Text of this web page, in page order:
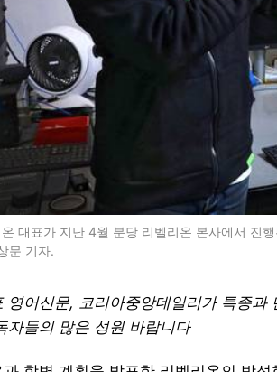
대표가 지난 4월 분당 리벨리온 본사에서 진
문 기자.
영어신문, 코리아중앙데일리가 특종과
자들의 많은 성원 바랍니다